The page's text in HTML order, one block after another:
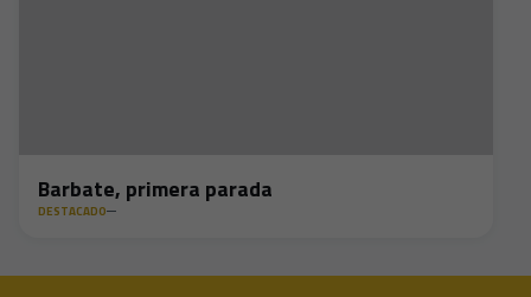
Barbate, primera parada
DESTACADO